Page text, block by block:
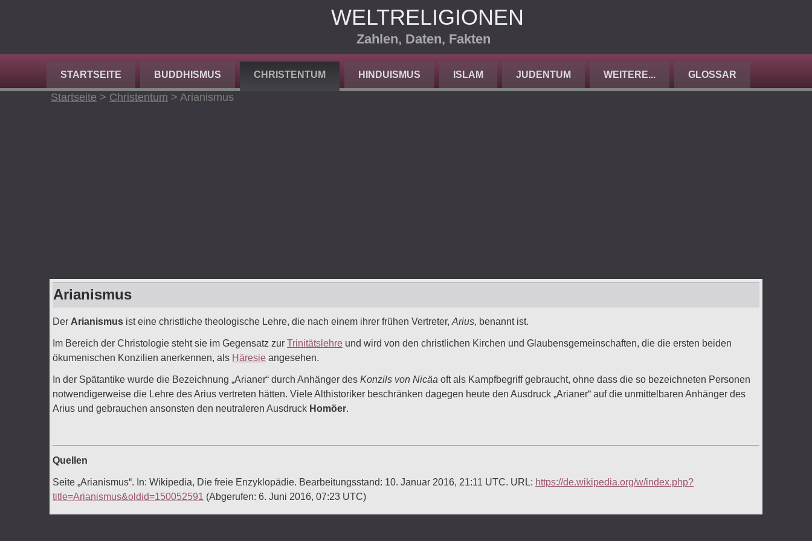
WELTRELIGIONEN
Zahlen, Daten, Fakten
STARTSEITE BUDDHISMUS CHRISTENTUM HINDUISMUS ISLAM JUDENTUM WEITERE... GLOSSAR
Startseite > Christentum > Arianismus
Arianismus
Der Arianismus ist eine christliche theologische Lehre, die nach einem ihrer frühen Vertreter, Arius, benannt ist.
Im Bereich der Christologie steht sie im Gegensatz zur Trinitätslehre und wird von den christlichen Kirchen und Glaubensgemeinschaften, die die ersten beiden
ökumenischen Konzilien anerkennen, als Häresie angesehen.
In der Spätantike wurde die Bezeichnung „Arianer“ durch Anhänger des Konzils von Nicäa oft als Kampfbegriff gebraucht, ohne dass die so bezeichneten Personen
notwendigerweise die Lehre des Arius vertreten hätten. Viele Althistoriker beschränken dagegen heute den Ausdruck „Arianer“ auf die unmittelbaren Anhänger des
Arius und gebrauchen ansonsten den neutraleren Ausdruck Homöer.
Quellen
Seite „Arianismus“. In: Wikipedia, Die freie Enzyklopädie. Bearbeitungsstand: 10. Januar 2016, 21:11 UTC. URL: https://de.wikipedia.org/w/index.php?
title=Arianismus&oldid=150052591 (Abgerufen: 6. Juni 2016, 07:23 UTC)